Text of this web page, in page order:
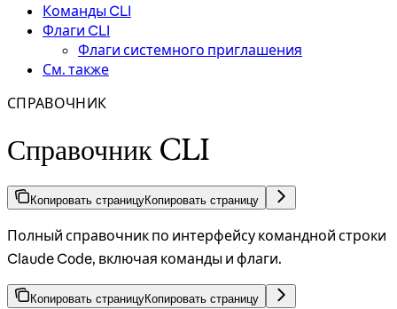
Команды CLI
Флаги CLI
Флаги системного приглашения
См. также
СПРАВОЧНИК
Справочник CLI
Копировать страницуКопировать страницу
Полный справочник по интерфейсу командной строки
Claude Code, включая команды и флаги.
Копировать страницуКопировать страницу